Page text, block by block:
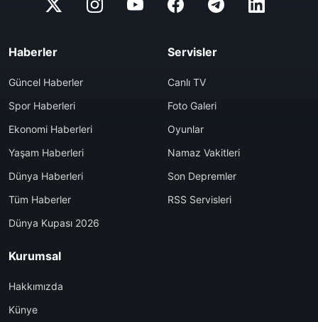
Haberler
Güncel Haberler
Spor Haberleri
Ekonomi Haberleri
Yaşam Haberleri
Dünya Haberleri
Tüm Haberler
Dünya Kupası 2026
Servisler
Canlı TV
Foto Galeri
Oyunlar
Namaz Vakitleri
Son Depremler
RSS Servisleri
Kurumsal
Hakkımızda
Künye